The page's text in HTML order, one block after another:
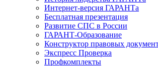
Интернет-версия ГАРАНТа
Бесплатная презентация
Развитие СПС в России
ГАРАНТ-Образование
Конструктор правовых
Экспресс Проверка
Профкомплекты